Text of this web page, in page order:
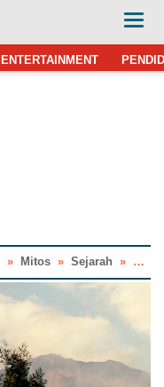
ENTERTAINMENT
» Mitos » Sejarah »